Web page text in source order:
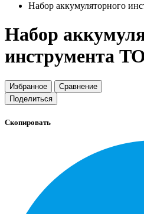
Набор аккумуляторного
Набор
инструмента
Избранное
Сравнение
Поделиться
Скопировать